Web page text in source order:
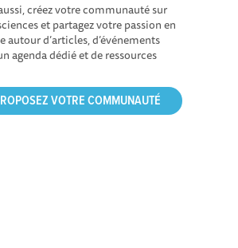
créez votre communauté sur
et partagez votre passion en
autour d’articles, d’événements
agenda dédié et de ressources
VOTRE COMMUNAUTÉ